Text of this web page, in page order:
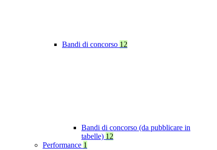
Bandi di concorso 12
Bandi di concorso (da pubblicare in
tabelle) 12
Performance 1